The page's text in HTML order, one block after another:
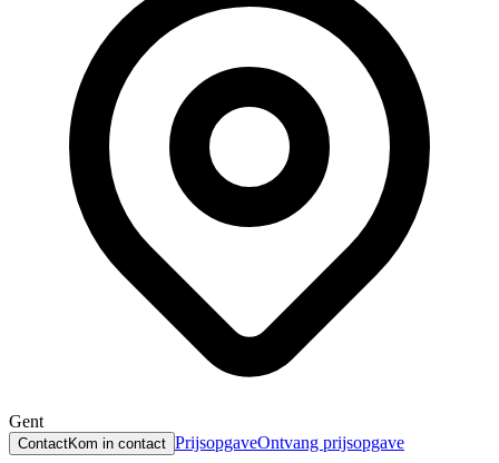
Gent
ContactKom in contact PrijsopgaveOntvang prijsopgave